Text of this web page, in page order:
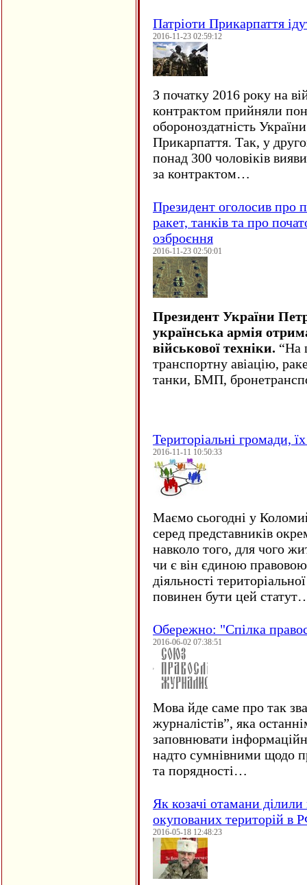
Патріоти Прикарпаття
2016-11-23 02:59:12
З початку 2016 року на
контрактом прийняли
обороноздатність
Прикарпаття. Так, у
понад 300 чоловіків
за контрактом…
Президент оголосив про
ракет, танків та про
озброєння
2016-11-23 02:50:01
Президент України
українська армія
військової техніки. “На
транспортну авіацію,
танки, БМП,
Територіальні громади,
2016-11-11 10:50:33
Маємо сьогодні у
серед представників
навколо того, для чого
чи є він єдиною
діяльності
повинен бути цей
Обережно: "Спілка
2016-06-02 07:38:51
Мова йде саме про так
журналістів”, яка
заповнювати
надто сумнівними щодо
та порядності…
Як козачі отамани
окупованих територій в
2016-05-18 12:48:23